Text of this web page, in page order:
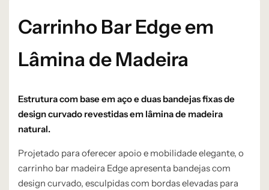
Carrinho Bar Edge em
Lâmina de Madeira
Estrutura com base em aço e duas bandejas fixas de
design curvado revestidas em lâmina de madeira
natural.
Projetado para oferecer apoio e mobilidade elegante, o
carrinho bar madeira Edge apresenta bandejas com
design curvado, esculpidas com bordas elevadas para